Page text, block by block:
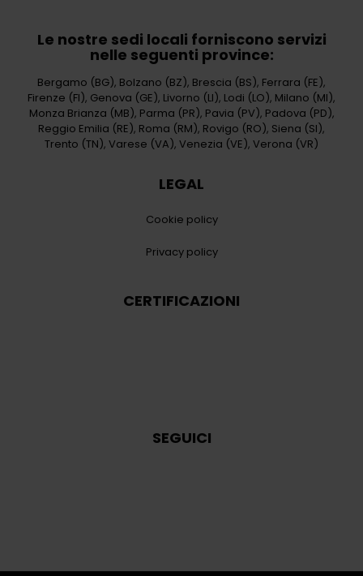
Le nostre sedi locali forniscono servizi
nelle seguenti province:
Bergamo (BG), Bolzano (BZ), Brescia (BS), Ferrara (FE),
Firenze (FI), Genova (GE), Livorno (LI), Lodi (LO), Milano (MI),
Monza Brianza (MB), Parma (PR), Pavia (PV), Padova (PD),
Reggio Emilia (RE), Roma (RM), Rovigo (RO), Siena (SI),
Trento (TN), Varese (VA), Venezia (VE), Verona (VR)
LEGAL
Cookie policy
Privacy policy
CERTIFICAZIONI
SEGUICI